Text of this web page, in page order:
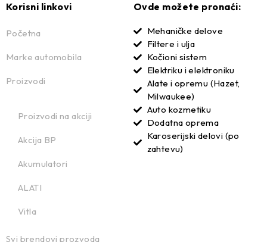
Korisni linkovi
Početna
Marke automobila
Proizvodi
Proizvodi na akciji
Akcija BP
Akumulatori
ALATI
Vitla
Svi brendovi prozvoda
Ovde možete pronaći:
Mehaničke delove
Filtere i ulja
Kočioni sistem
Elektriku i elektroniku
Alate i opremu (Hazet,
Milwaukee)
Auto kozmetiku
Dodatna oprema
Karoserijski delovi (po
zahtevu)